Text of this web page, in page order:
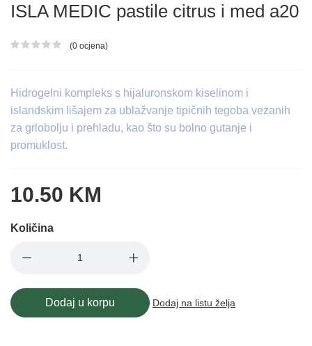
ISLA MEDIC pastile citrus i med a20
Ocjena proizvoda
(0 ocjena)
Hidrogelni kompleks s hijaluronskom kiselinom i
islandskim lišajem za ublažvanje tipičnih tegoba vezanih
za grlobolju i prehladu, kao što su bolno gutanje i
promuklost.
10.50 KM
Količina
Dodaj u korpu Dodaj na listu želja